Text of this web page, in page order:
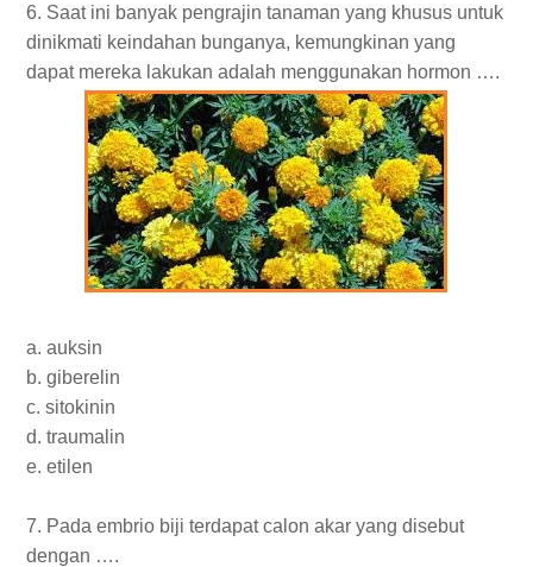
6. Saat ini banyak pengrajin tanaman yang khusus untuk
dinikmati keindahan bunganya, kemungkinan yang
dapat mereka lakukan adalah menggunakan hormon ….
a. auksin
b. giberelin
c. sitokinin
d. traumalin
e. etilen
7. Pada embrio biji terdapat calon akar yang disebut
dengan ….